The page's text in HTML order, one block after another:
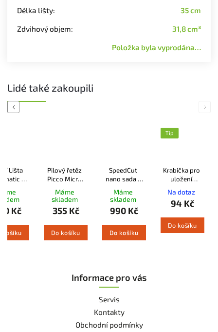
Délka lišty: 35 cm
Zdvihový objem: 31,8 cm³
Položka byla vyprodána…
Lidé také zakoupili
Previous
Lišta
E
35 cm
Kč
košíku
Pilový řetěz
Picco Micro
Mini 1,1 - 3/8"
50 čl
Máme
skladem
355 Kč
Do košíku
SpeedCut
nano sada -
Lišta+řetěz+řetězka
1.1 .325" 59 čl.
Máme
skladem
990 Kč
Do košíku
Tip
Krabička pro
uložení
pilových
řetězů STIHL
Na dotaz
94 Kč
Do košíku
Next
Informace pro vás
Servis
Kontakty
Obchodní podmínky